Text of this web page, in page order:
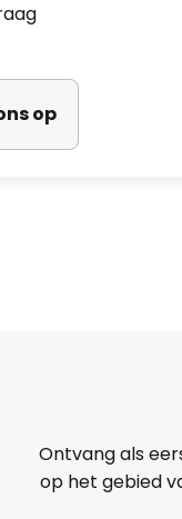
op
Ontvang als
op het gebied